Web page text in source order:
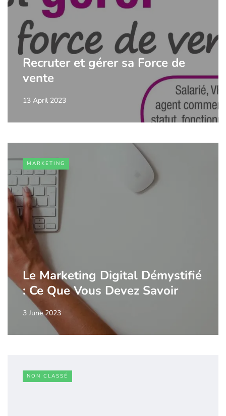
Recruter et gérer sa Force de
vente
13 April 2023
MARKETING
Le Marketing Digital Démystifié
: Ce Que Vous Devez Savoir
3 June 2023
NON CLASSÉ